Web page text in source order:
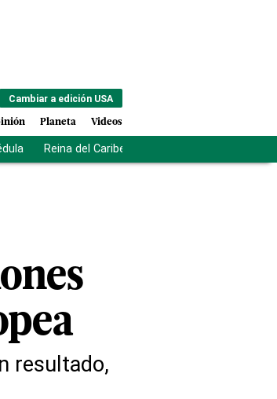
Cambiar a edición USA
Planeta Videos
Reina del Caribe
resultado,